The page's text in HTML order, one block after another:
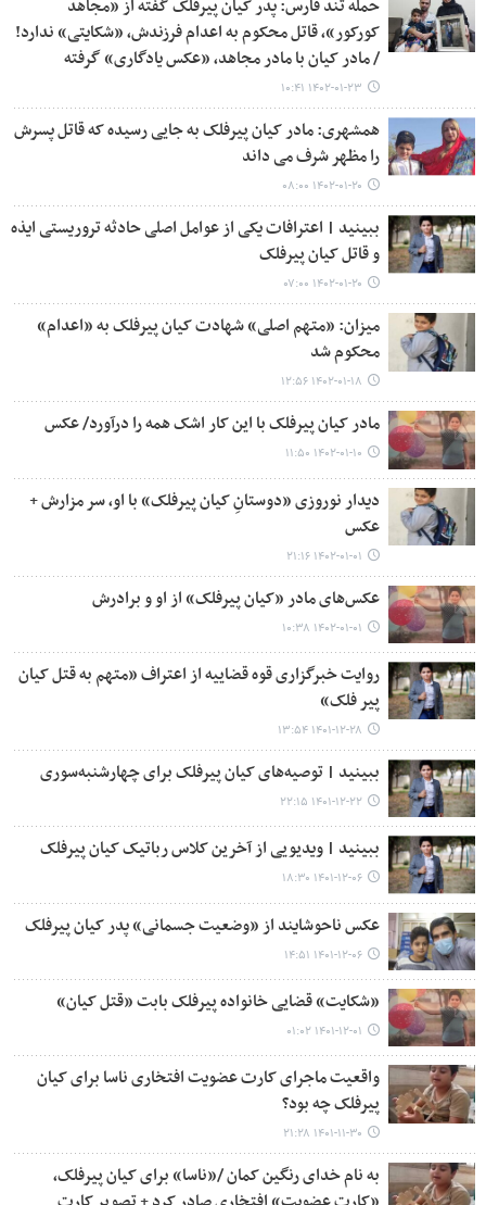
حمله تند فارس: پدر کیان پیرفلک گفته از «مجاهد
کورکور»، قاتل محکوم به اعدام فرزندش، «شکایتی» ندارد!
/ مادر کیان با مادر مجاهد، «عکس یادگاری» گرفته
۱۴۰۲-۰۱-۲۳ ۱۰:۴۱
همشهری: مادر کیان پیرفلک به جایی رسیده که قاتل پسرش
را مظهر شرف می داند
۱۴۰۲-۰۱-۲۰ ۰۸:۰۰
ببینید | اعترافات یکی از عوامل اصلی حادثه تروریستی ایذه
و قاتل کیان پیرفلک
۱۴۰۲-۰۱-۲۰ ۰۷:۰۰
میزان: «متهم اصلی» شهادت کیان پیرفلک به «اعدام»
محکوم شد
۱۴۰۲-۰۱-۱۸ ۱۲:۵۶
مادر کیان پیرفلک با این کار اشک همه را درآورد/ عکس
۱۴۰۲-۰۱-۱۰ ۱۱:۵۰
دیدار نوروزی «دوستانِ کیان پیرفلک» با او، سر مزارش +
عکس
۱۴۰۲-۰۱-۰۱ ۲۱:۱۶
عکس‌های مادر «کیان پیرفلک» از او و برادرش
۱۴۰۲-۰۱-۰۱ ۱۰:۳۸
روایت خبرگزاری قوه قضاییه از اعتراف «متهم به قتل کیان
پیر فلک»
۱۴۰۱-۱۲-۲۸ ۱۳:۵۴
ببینید | توصیه‌های کیان پیرفلک برای چهارشنبه‌سوری
۱۴۰۱-۱۲-۲۲ ۲۲:۱۵
ببینید | ویدیویی از آخرین کلاس رباتیک کیان پیرفلک
۱۴۰۱-۱۲-۰۶ ۱۸:۳۰
عکس ناحوشایند از «وضعیت جسمانی» پدر کیان پیرفلک
۱۴۰۱-۱۲-۰۶ ۱۴:۵۱
«شکایت» قضایی خانواده پیرفلک بابت «قتل کیان»
۱۴۰۱-۱۲-۰۱ ۰۱:۰۲
واقعیت ماجرای کارت عضویت افتخاری ناسا برای کیان
پیرفلک چه بود؟
۱۴۰۱-۱۱-۳۰ ۲۱:۲۸
به نام خدای رنگین کمان /«ناسا» برای ‌کیان پیرفلک⁩،